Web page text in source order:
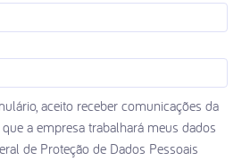
aceito receber comunicações da
a empresa trabalhará meus dados
de Proteção de Dados Pessoais